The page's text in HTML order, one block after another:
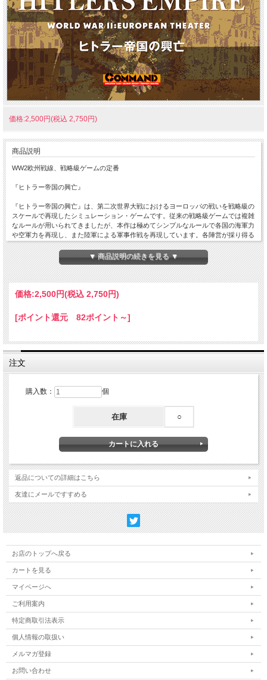
価格:2,500円(税込 2,750円)
商品説明
WW2欧州戦線、戦略級ゲームの定番
『ヒトラー帝国の興亡』
『ヒトラー帝国の興亡』は、第二次世界大戦におけるヨーロッパの戦いを戦略級の
スケールで再現したシミュレーション・ゲームです。従来の戦略級ゲームでは複雑
なルールが用いられてきましたが、本作は極めてシンプルなルールで各国の海軍力
や空軍力を再現し、また陸軍による軍事作戦を再現しています。各陣営が採り得る
戦略の幅が広く、また2時間ほどでゲームが終了するため、何度でも気軽に楽しむ
ことができます。戦略級に興味を持った人が初めて挑戦するのにふさわしいゲーム
です。
※『ヒトラー帝国の興亡』は、かつて翔企画から発売され、次いでコマンドマガジ
ンで「ヒトラー帝国の盛衰」として改訂版が付録になり、その後初版のルールに準
されています。
ゲームデザイン：中黒 靖
内容物
マップ ：1枚（A2判）
駒シート ：1枚
プレイ時間 ：2〜3時間
プレイ人数 ：2人
▼ 商品説明の続きを見る ▼
価格:2,500円(税込 2,750円)
[ポイント還元 82ポイント～]
注文
購入数： 個
在庫 ○
返品についての詳細はこちら
友達にメールですすめる
お店のトップへ戻る
カートを見る
マイページへ
ご利用案内
特定商取引法表示
個人情報の取扱い
メルマガ登録
お問い合わせ